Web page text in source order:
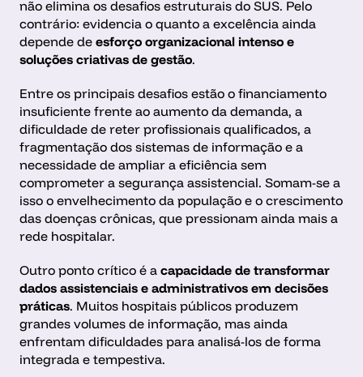
não elimina os desafios estruturais do SUS. Pelo
contrário: evidencia o quanto a excelência ainda
depende de esforço organizacional intenso e
soluções criativas de gestão.
Entre os principais desafios estão o financiamento
insuficiente frente ao aumento da demanda, a
dificuldade de reter profissionais qualificados, a
fragmentação dos sistemas de informação e a
necessidade de ampliar a eficiência sem
comprometer a segurança assistencial. Somam-se a
isso o envelhecimento da população e o crescimento
das doenças crônicas, que pressionam ainda mais a
rede hospitalar.
Outro ponto crítico é a capacidade de transformar
dados assistenciais e administrativos em decisões
práticas. Muitos hospitais públicos produzem
grandes volumes de informação, mas ainda
enfrentam dificuldades para analisá-los de forma
integrada e tempestiva.